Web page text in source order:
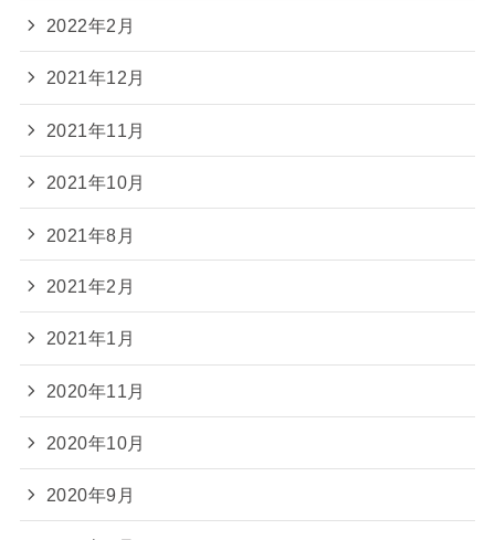
2022年2月
2021年12月
2021年11月
2021年10月
2021年8月
2021年2月
2021年1月
2020年11月
2020年10月
2020年9月